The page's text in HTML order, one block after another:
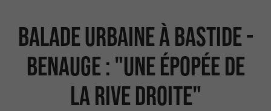
Balade urbaine à Bastide -
Benauge : "Une épopée de
la rive droite"